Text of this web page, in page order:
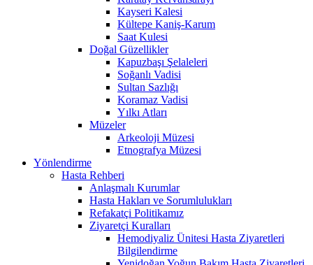
Kayseri Kalesi
Kültepe Kaniş-Karum
Saat Kulesi
Doğal Güzellikler
Kapuzbaşı Şelaleleri
Soğanlı Vadisi
Sultan Sazlığı
Koramaz Vadisi
Yılkı Atları
Müzeler
Arkeoloji Müzesi
Etnografya Müzesi
Yönlendirme
Hasta Rehberi
Anlaşmalı Kurumlar
Hasta Hakları ve Sorumlulukları
Refakatçi Politikamız
Ziyaretçi Kuralları
Hemodiyaliz Ünitesi Hasta Ziyaretleri
Bilgilendirme